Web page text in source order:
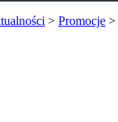
> Promocje >